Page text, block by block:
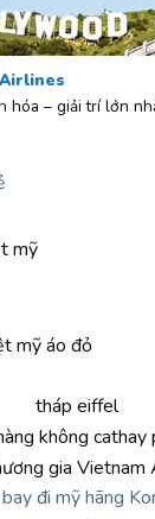
Airlines
hóa – giải trí lớn